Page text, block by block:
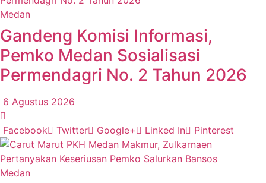
Medan
Gandeng Komisi Informasi,
Pemko Medan Sosialisasi
Permendagri No. 2 Tahun 2026
6 Agustus 2026
Facebook Twitter Google+ Linked In Pinterest
Medan